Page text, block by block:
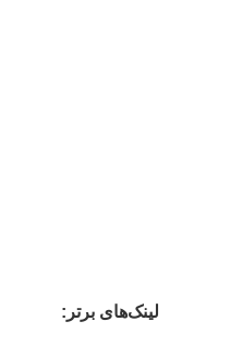
لینک‌های برتر: